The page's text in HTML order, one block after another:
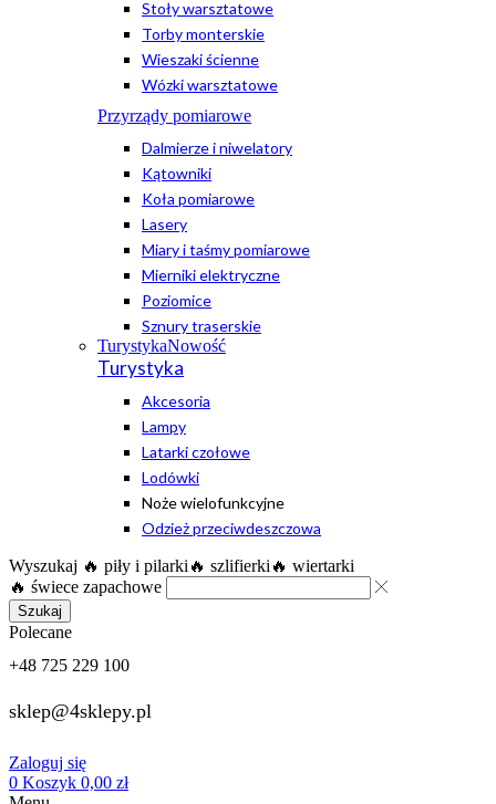
Stoły warsztatowe
Torby monterskie
Wieszaki ścienne
Wózki warsztatowe
Przyrządy pomiarowe
Dalmierze i niwelatory
Kątowniki
Koła pomiarowe
Lasery
Miary i taśmy pomiarowe
Mierniki elektryczne
Poziomice
Sznury traserskie
TurystykaNowość
Turystyka
Akcesoria
Lampy
Latarki czołowe
Lodówki
Noże wielofunkcyjne
Odzież przeciwdeszczowa
Wyszukaj 🔥 piły i pilarki 🔥 szlifierki 🔥 wiertarki
🔥 świece zapachowe
Szukaj
Polecane
+48 725 229 100
sklep@4sklepy.pl
Zaloguj się
0 Koszyk 0,00 zł